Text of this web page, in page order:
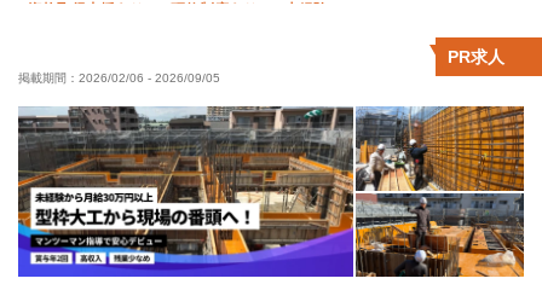
夏季休暇 年末年始休暇
車・バイク通勤OK 転勤なし
掲載期間： 2026/02/06 - 2026/09/05
PR求人